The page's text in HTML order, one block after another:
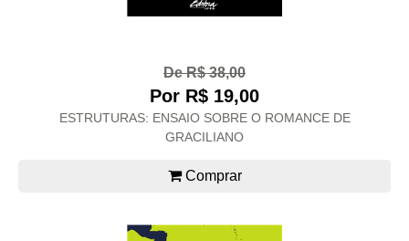
De R$ 38,00
Por R$ 19,00
ESTRUTURAS: ENSAIO SOBRE O ROMANCE DE
GRACILIANO
Comprar